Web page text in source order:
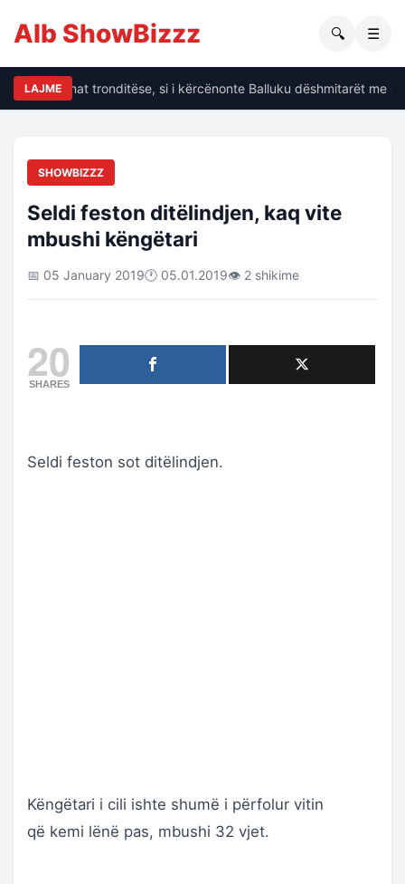
Alb ShowBizzz 🔍 ☰
LAJME
të dhënat tronditëse, si i kërcënonte Balluku dëshmitarët me
SHOWBIZZZ
Seldi feston ditëlindjen, kaq vite
mbushi këngëtari
📅 05 January 2019🕐 05.01.2019👁 2 shikime
20
SHARES
Seldi feston sot ditëlindjen.
Këngëtari i cili ishte shumë i përfolur vitin
që kemi lënë pas, mbushi 32 vjet.